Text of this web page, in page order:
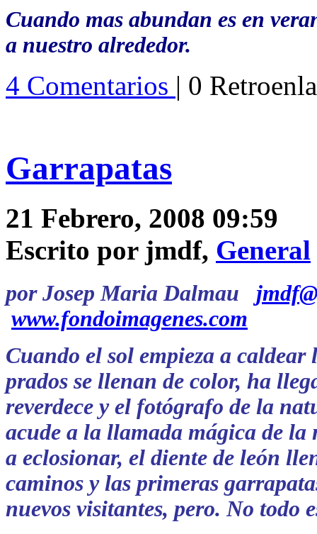
Cuando mas abundan es en
a nuestro alrededor.
4 Comentarios | 0
Garrapatas
21 Febrero, 2008 09:59
Escrito por jmdf, General
por Josep Maria Dalmau
www.fondoimagenes.com
Cuando el sol empieza a
prados se llenan de color, ha
reverdece y el fotógrafo de la
acude a la llamada mágica de la
a eclosionar, el diente de león
caminos y las primeras
nuevos visitantes, pero. No todo